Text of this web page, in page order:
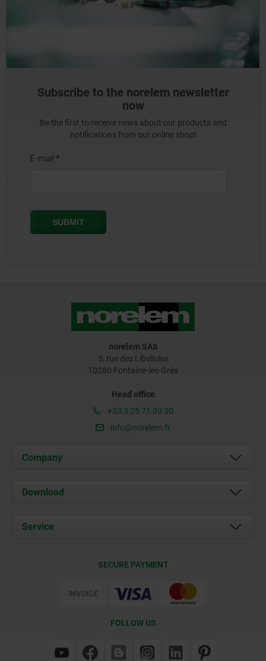
Subscribe to the norelem newsletter
now
Be the first to receive news about our products and
notifications from our online shop!
norelem SAS
5, rue des Libellules
10280 Fontaine-les-Grès
Head office
+33 3 25 71 89 30
info@norelem.fr
Company
About us
Contact
Download
Documents
Service
SECURE PAYMENT
FOLLOW US